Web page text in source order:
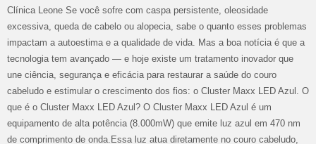
Clínica Leone Se você sofre com caspa persistente, oleosidade
excessiva, queda de cabelo ou alopecia, sabe o quanto esses problemas
impactam a autoestima e a qualidade de vida. Mas a boa notícia é que a
tecnologia tem avançado — e hoje existe um tratamento inovador que
une ciência, segurança e eficácia para restaurar a saúde do couro
cabeludo e estimular o crescimento dos fios: o Cluster Maxx LED Azul. O
que é o Cluster Maxx LED Azul? O Cluster Maxx LED Azul é um
equipamento de alta potência (8.000mW) que emite luz azul em 470 nm
de comprimento de onda.Essa luz atua diretamente no couro cabeludo,